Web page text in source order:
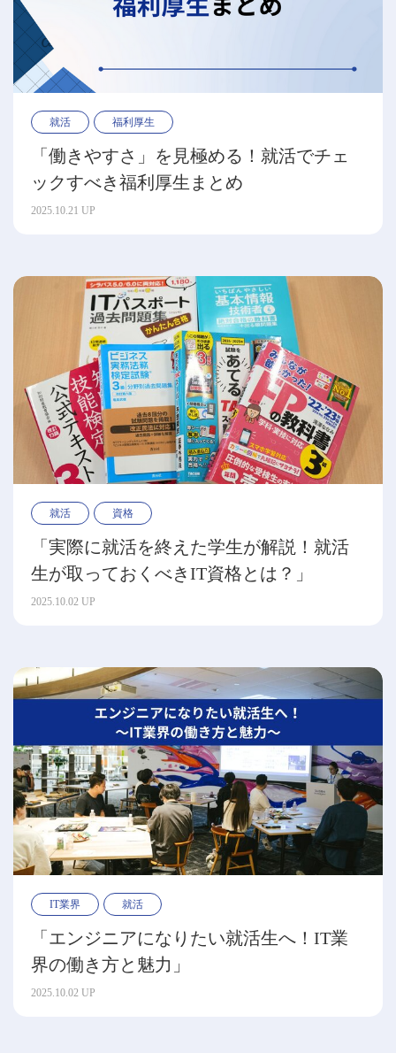
就活 福利厚生
「働きやすさ」を見極める！就活でチェ
ックすべき福利厚生まとめ
2025.10.21 UP
就活 資格
「実際に就活を終えた学生が解説！就活
生が取っておくべきIT資格とは？」
2025.10.02 UP
IT業界 就活
「エンジニアになりたい就活生へ！IT業
界の働き方と魅力」
2025.10.02 UP